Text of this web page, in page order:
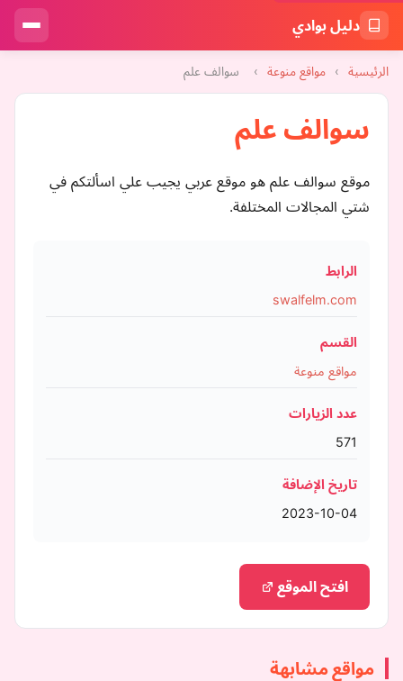
دليل بوادي
الرئيسية › مواقع منوعة › سوالف علم
سوالف علم
موقع سوالف علم هو موقع عربي يجيب علي اسألتكم في
شتي المجالات المختلفة.
الرابط
swalfelm.com
القسم
مواقع منوعة
عدد الزيارات
571
تاريخ الإضافة
2023-10-04
افتح الموقع
مواقع مشابهة